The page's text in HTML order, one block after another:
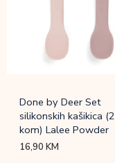
Done by Deer Set
silikonskih kašikica (2
kom) Lalee Powder
16,90KM